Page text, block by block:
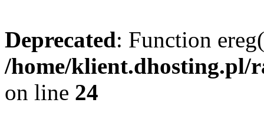
Deprecated: Function
/home/klient.dhosting.pl/
on line 24